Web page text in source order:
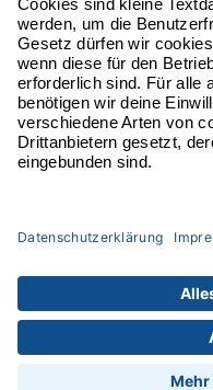
Alle vbl Websites
© 2026